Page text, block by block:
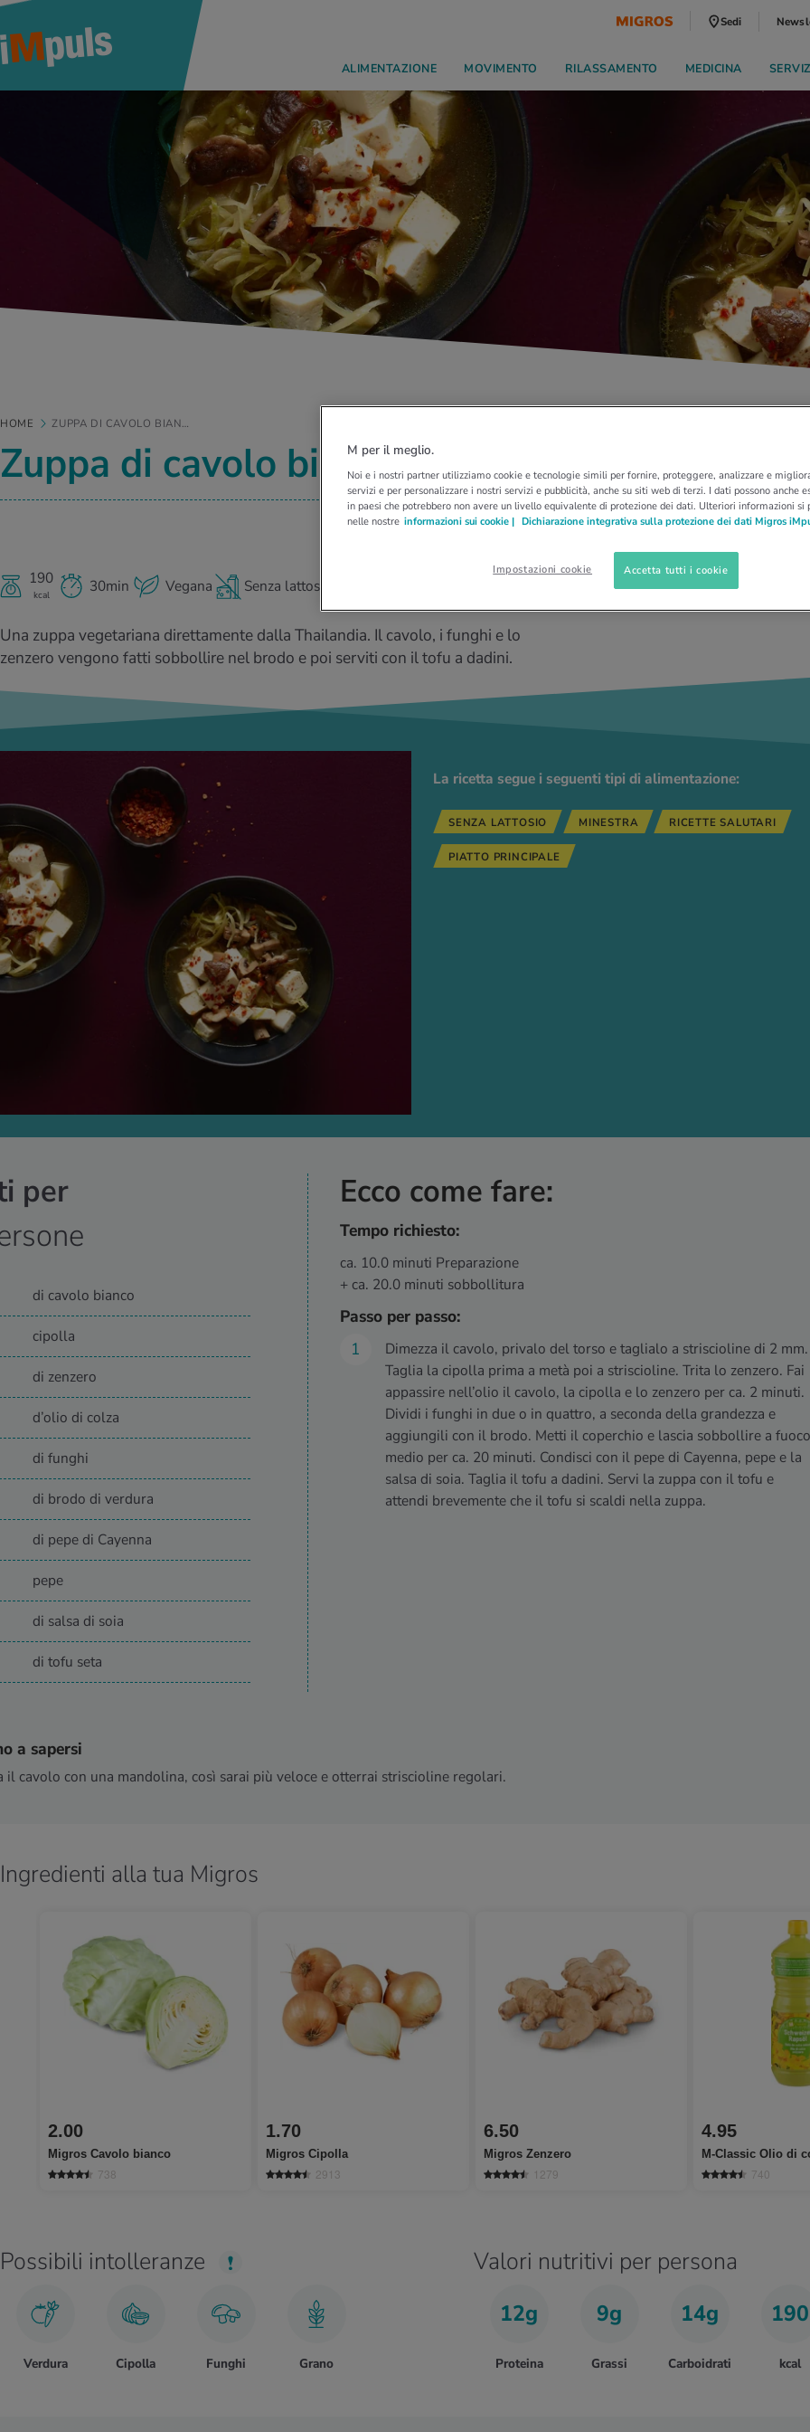
Sedi
ALIMENTAZIONE MOVIMENTO RILASSAMENTO MEDICINA
HOME ZUPPA DI CAVOLO BIAN…
Zuppa di cavolo bianco e zenzero al tofu
190
kcal 30min Vegana Senza lattosio
Una zuppa vegetariana direttamente dalla Thailandia. Il cavolo, i funghi e lo
zenzero vengono fatti sobbollire nel brodo e poi serviti con il tofu a dadini.
La ricetta segue i seguenti tipi di alimentazione:
SENZA LATTOSIO MINESTRA RICETTE SALUTARI
PIATTO PRINCIPALE
per
di cavolo bianco
cipolla
di zenzero
d’olio di colza
di funghi
di brodo di verdura
di pepe di Cayenna
pepe
di salsa di soia
di tofu seta
Ecco come fare:
Tempo richiesto:
ca. 10.0 minuti Preparazione
+ ca. 20.0 minuti sobbollitura
Passo per passo:
Dimezza il cavolo, privalo del torso e taglialo a striscioline di 2 mm.
Taglia la cipolla prima a metà poi a striscioline. Trita lo zenzero. Fai
appassire nell’olio il cavolo, la cipolla e lo zenzero per ca. 2 minuti.
Dividi i funghi in due o in quattro, a seconda della grandezza e
aggiungili con il brodo. Metti il coperchio e lascia sobbollire a fuoco
medio per ca. 20 minuti. Condisci con il pepe di Cayenna, pepe e la
salsa di soia. Taglia il tofu a dadini. Servi la zuppa con il tofu e
attendi brevemente che il tofu si scaldi nella zuppa.
a sapersi
il cavolo con una mandolina, così sarai più veloce e otterrai striscioline regolari.
Ingredienti alla tua Migros
2.00
Migros Cavolo bianco
738
1.70
Migros Cipolla
2913
6.50
Migros Zenzero
1279
4.95
M-Classic Olio di
740
Possibili intolleranze
Verdura Cipolla Funghi Grano
Valori nutritivi per persona
12g
Proteina
9g
Grassi
14g
Carboidrati
190
kcal
M per il meglio.
Noi e i nostri partner utilizziamo cookie e tecnologie simili per fornire, proteggere, analizzare e
servizi e per personalizzare i nostri servizi e pubblicità, anche su siti web di terzi. I dati possono anche
in paesi che potrebbero non avere un livello equivalente di protezione dei dati. Ulteriori informazioni si
nelle nostre informazioni sui cookie | Dichiarazione integrativa sulla protezione dei dati Migros
Impostazioni cookie Accetta tutti i cookie